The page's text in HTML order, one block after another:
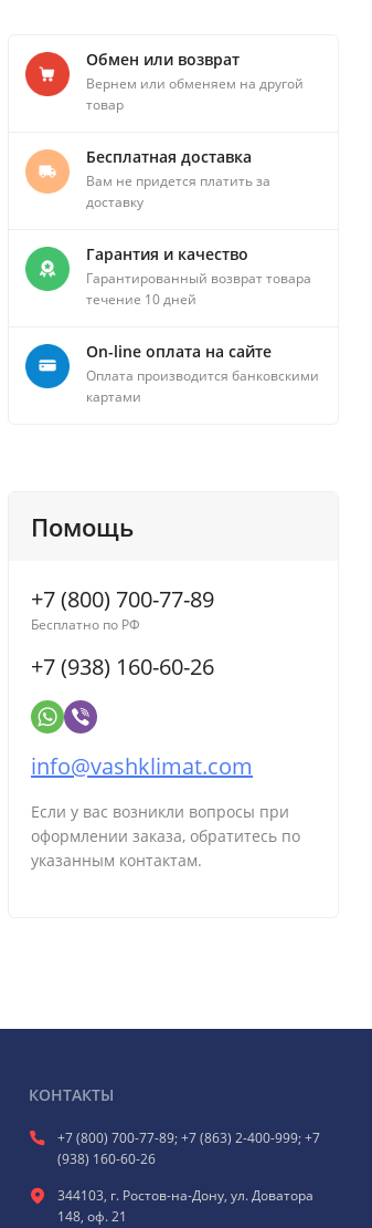
Обмен или возврат
Вернем или обменяем на другой
товар
Бесплатная доставка
Вам не придется платить за
доставку
Гарантия и качество
Гарантированный возврат товара
течение 10 дней
On-line оплата на сайте
Оплата производится банковскими
картами
Помощь
+7 (800) 700-77-89
Бесплатно по РФ
+7 (938) 160-60-26
info@vashklimat.com
Если у вас возникли вопросы при
оформлении заказа, обратитесь по
указанным контактам.
КОНТАКТЫ
+7 (800) 700-77-89; +7 (863) 2-400-999; +7
(938) 160-60-26
344103, г. Ростов-на-Дону, ул. Доватора
148, оф. 21